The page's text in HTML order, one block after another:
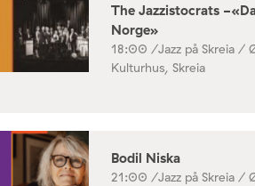
The Jazzistocrats -
Norge»
18:00 /Jazz på Skreia /
Kulturhus, Skreia
Bodil Niska
21:00 /Jazz på Skreia /